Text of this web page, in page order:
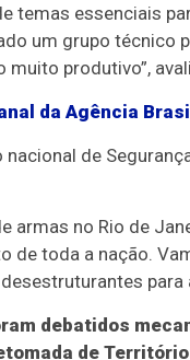
temas essenciais
um grupo técnico
muito produtivo”,
da Agência Brasil
nacional de
armas no Rio de
de toda a nação.
para
debatidos
de Território